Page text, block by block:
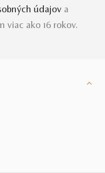
údajov a
viac ako 16 rokov.